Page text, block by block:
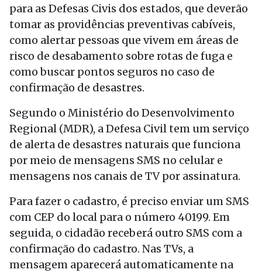
para as Defesas Civis dos estados, que deverão
tomar as providências preventivas cabíveis,
como alertar pessoas que vivem em áreas de
risco de desabamento sobre rotas de fuga e
como buscar pontos seguros no caso de
confirmação de desastres.
Segundo o Ministério do Desenvolvimento
Regional (MDR), a Defesa Civil tem um serviço
de alerta de desastres naturais que funciona
por meio de mensagens SMS no celular e
mensagens nos canais de TV por assinatura.
Para fazer o cadastro, é preciso enviar um SMS
com CEP do local para o número 40199. Em
seguida, o cidadão receberá outro SMS com a
confirmação do cadastro. Nas TVs, a
mensagem aparecerá automaticamente na